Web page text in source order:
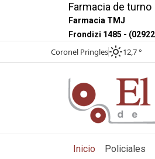
Farmacia de turno
Farmacia TMJ
Frondizi 1485 -
Coronel Pringles 12,7 °
Inicio (current)
Policiales